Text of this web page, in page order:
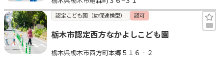
見学日記
メッセージ
認定こども園（幼保連携型） 認可
栃木市認定西方なかよしこども園
栃木県栃木市西方町本郷５１６‐２